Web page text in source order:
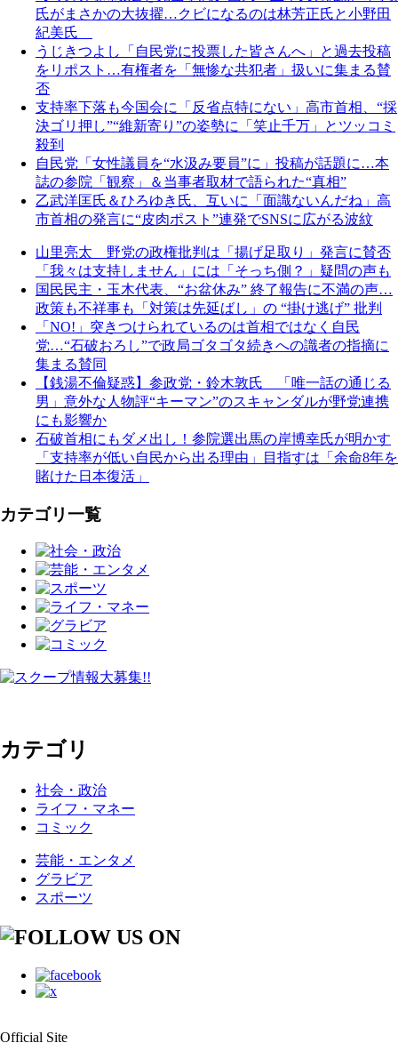
氏がまさかの大抜擢…クビになるのは林芳正氏と小野田
紀美氏
うじきつよし「自民党に投票した皆さんへ」と過去投稿
をリポスト…有権者を「無惨な共犯者」扱いに集まる賛
否
支持率下落も今国会に「反省点特にない」高市首相、“採
決ゴリ押し”“維新寄り”の姿勢に「笑止千万」とツッコミ
殺到
自民党「女性議員を“水汲み要員”に」投稿が話題に…本
誌の参院「観察」＆当事者取材で語られた“真相”
乙武洋匡氏＆ひろゆき氏、互いに「面識ないんだね」高
市首相の発言に“皮肉ポスト”連発でSNSに広がる波紋
山里亮太 野党の政権批判は「揚げ足取り」発言に賛否
「我々は支持しません」には「そっち側？」疑問の声も
国民民主・玉木代表、“お盆休み” 終了報告に不満の声…
政策も不祥事も「対策は先延ばし」の “掛け逃げ” 批判
「NO!」突きつけられているのは首相ではなく自民
党…“石破おろし”で政局ゴタゴタ続きへの識者の指摘に
集まる賛同
【銭湯不倫疑惑】参政党・鈴木敦氏 「唯一話の通じる
男」意外な人物評“キーマン”のスキャンダルが野党連携
にも影響か
石破首相にもダメ出し！参院選出馬の岸博幸氏が明かす
「支持率が低い自民から出る理由」目指すは「余命8年を
賭けた日本復活」
カテゴリ一覧
カテゴリ
社会・政治
ライフ・マネー
コミック
芸能・エンタメ
グラビア
スポーツ
Official Site